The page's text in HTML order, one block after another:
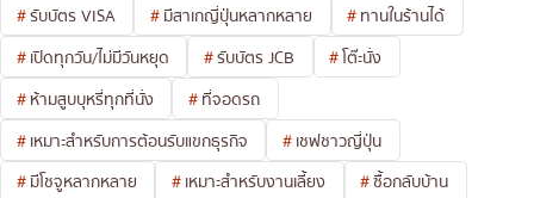
รับบัตร VISA
มีสาเกญี่ปุ่นหลากหลาย
ทานในร้านได้
เปิดทุกวัน/ไม่มีวันหยุด
รับบัตร JCB
โต๊ะนั่ง
ห้ามสูบบุหรี่ทุกที่นั่ง
ที่จอดรถ
เหมาะสำหรับการต้อนรับแขกธุรกิจ
เชฟชาวญี่ปุ่น
มีโชจูหลากหลาย
เหมาะสำหรับงานเลี้ยง ซื้อกลับบ้าน